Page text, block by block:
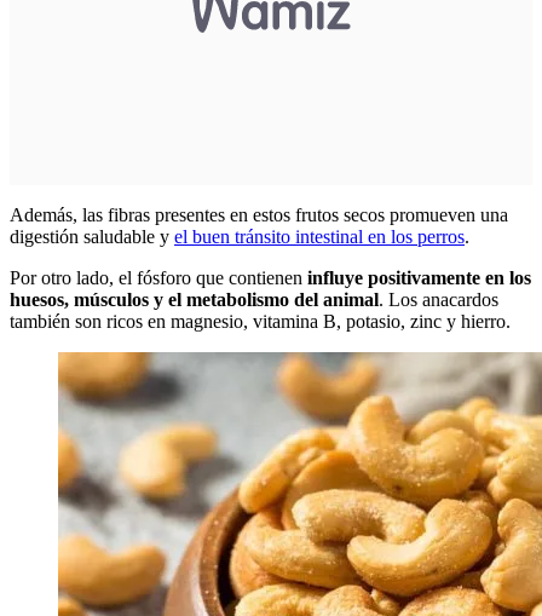
Además, las fibras presentes en estos frutos secos promueven una
digestión saludable y el buen tránsito intestinal en los perros.
Por otro lado, el fósforo que contienen influye positivamente en los
huesos, músculos y el metabolismo del animal. Los anacardos
también son ricos en magnesio, vitamina B, potasio, zinc y hierro.